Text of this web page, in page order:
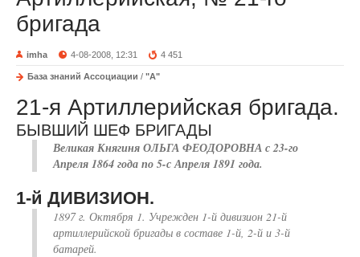
бригада
imha 4-08-2008, 12:31 4 451
База знаний Ассоциации / "А"
21-я Артиллерийская бригада.
БЫВШИЙ ШЕФ БРИГАДЫ
Великая Княгиня ОЛЬГА ФЕОДОРОВНА с 23-го
Апреля 1864 года по 5-с Апреля 1891 года.
1-й ДИВИЗИОН.
1897 г. Октября 1. Учрежден 1-й дивизион 21-й
артиллерийской бригады в составе 1-й, 2-й и 3-й
батарей.